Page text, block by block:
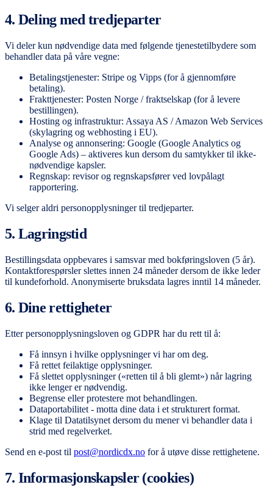
4. Deling med tredjeparter
Vi deler kun nødvendige data med følgende tjenestetilbydere som
behandler data på våre vegne:
Betalingstjenester: Stripe og Vipps (for å gjennomføre
betaling).
Frakttjenester: Posten Norge / fraktselskap (for å levere
bestillingen).
Hosting og infrastruktur: Assaya AS / Amazon Web Services
(skylagring og webhosting i EU).
Analyse og annonsering: Google (Google Analytics og
Google Ads) – aktiveres kun dersom du samtykker til ikke-
nødvendige kapsler.
Regnskap: revisor og regnskapsfører ved lovpålagt
rapportering.
Vi selger aldri personopplysninger til tredjeparter.
5. Lagringstid
Bestillingsdata oppbevares i samsvar med bokføringsloven (5 år).
Kontaktforespørsler slettes innen 24 måneder dersom de ikke leder
til kundeforhold. Anonymiserte bruksdata lagres inntil 14 måneder.
6. Dine rettigheter
Etter personopplysningsloven og GDPR har du rett til å:
Få innsyn i hvilke opplysninger vi har om deg.
Få rettet feilaktige opplysninger.
Få slettet opplysninger («retten til å bli glemt») når lagring
ikke lenger er nødvendig.
Begrense eller protestere mot behandlingen.
Dataportabilitet - motta dine data i et strukturert format.
Klage til Datatilsynet dersom du mener vi behandler data i
strid med regelverket.
Send en e-post til post@nordicdx.no for å utøve disse rettighetene.
7. Informasjonskapsler (cookies)